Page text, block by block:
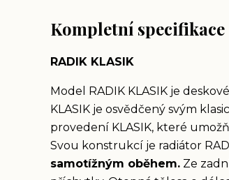
Kompletní specifikace
RADIK KLASIK
Model RADIK KLASIK je
KLASIK je osvědčený svým
provedení KLASIK, které
Svou konstrukcí je radiátor
samotížným oběhem. Ze